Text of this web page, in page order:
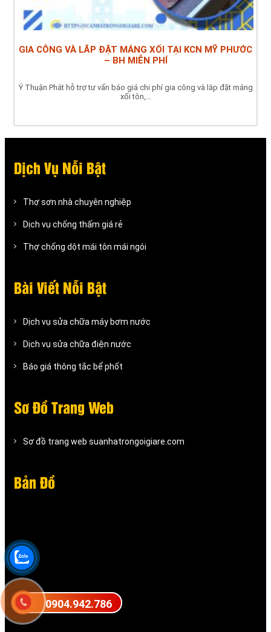
GIA CÔNG VÀ LẮP ĐẶT MÁNG XỐI TẠI KCN MỸ PHƯỚC
– BH MIỄN PHÍ
Ý Thuận Phát hỗ trợ tư vấn báo giá chi phí gia công và lắp đặt máng
xối tôn,...
Dịch Vụ Nỗi Bật
Thợ sơn nhà chuyên nghiệp
Dịch vụ chống thấm giá rẻ
Thợ chống dột mái tôn mái ngói
Bài Viết Nỗi Bật
Dịch vụ sửa chữa máy bơm nước
Dịch vụ sửa chữa điện nước
Báo giá thông tắc bể phốt
Sơ Đồ Trang Web
Sơ đồ trang web suanhatrongoigiare.com
Bản Đồ
0904.942.786